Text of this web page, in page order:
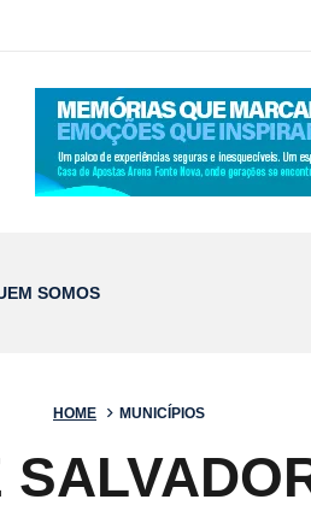
SOMOS
HOME MUNICÍPIOS